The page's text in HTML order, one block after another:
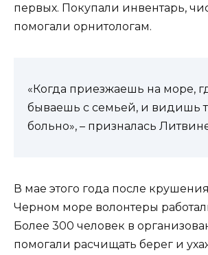
первых. Покупали инвентарь,
помогали орнитологам.
«Когда приезжаешь на море,
бываешь с семьей, и видишь
больно», – призналась
В мае этого года после
Черном море волонтеры
Более 300 человек в
помогали расчищать берег и